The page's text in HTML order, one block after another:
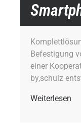
Befestigung
einer
by,schulz
Weiterlesen